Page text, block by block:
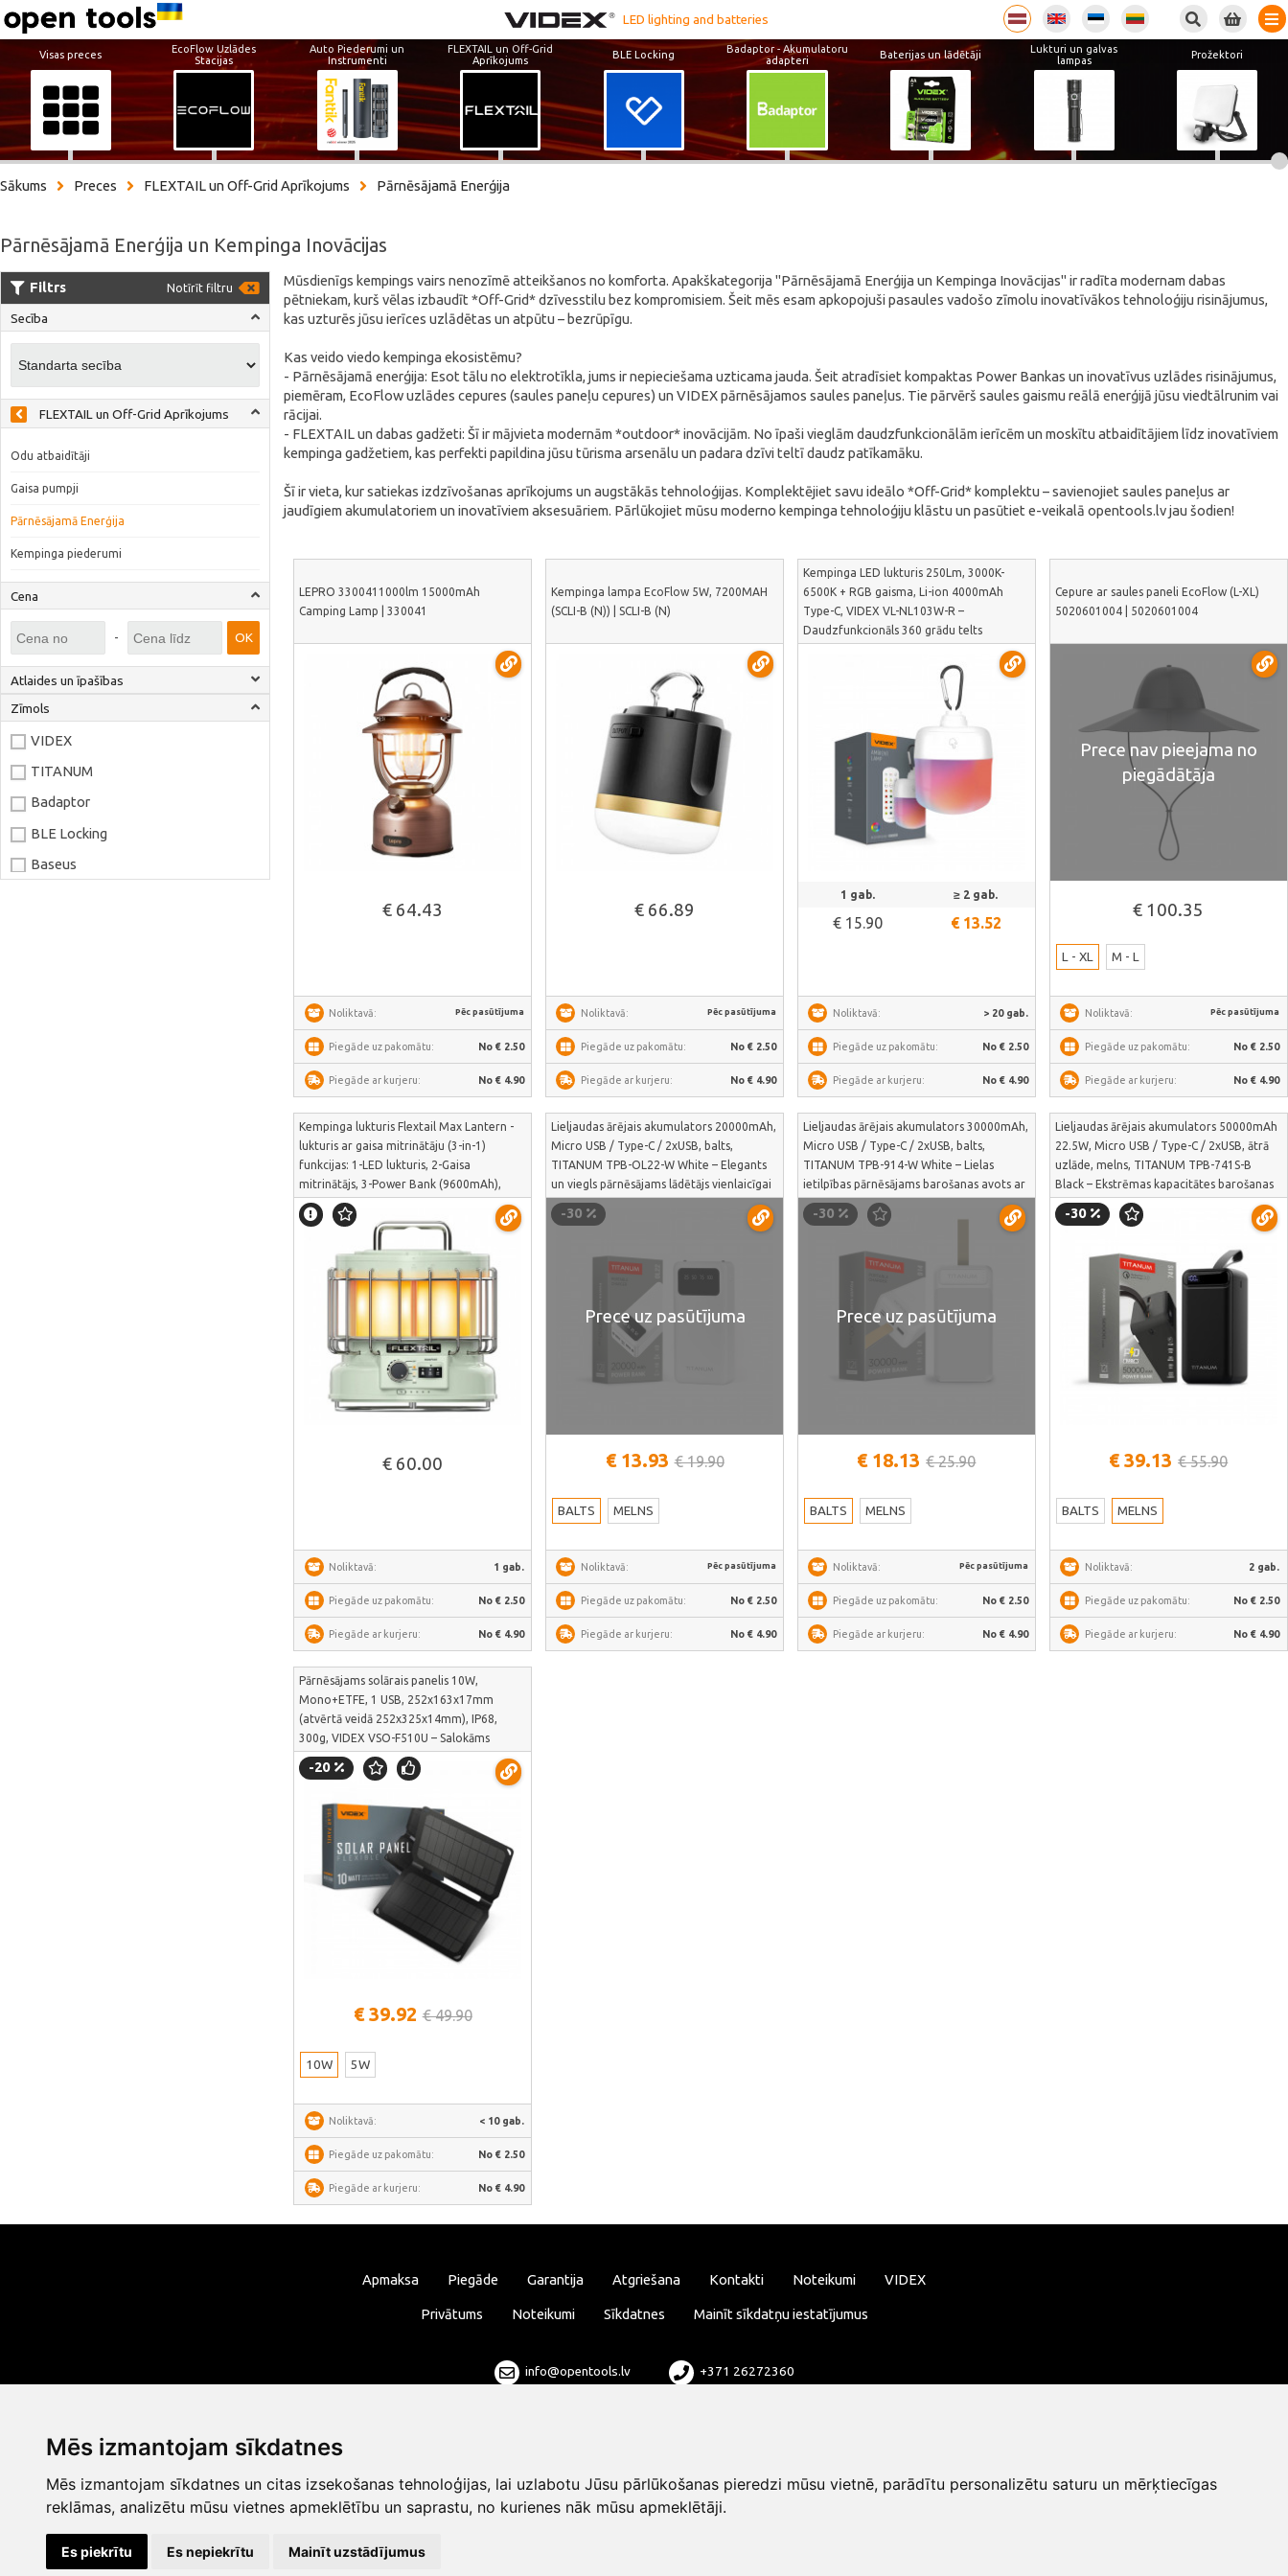
Mēs izmantojam sīkdatnes
Mēs izmantojam sīkdatnes un citas izsekošanas tehnoloģijas, lai uzlabotu Jūsu pārlūkošanas pieredzi mūsu vietnē, parādītu personalizētu saturu un mērķtiecīgas
reklāmas, analizētu mūsu vietnes apmeklētību un saprastu, no kurienes nāk mūsu apmeklētāji.
Es piekrītu Es nepiekrītu Mainīt uzstādījumus
LED lighting and batteries
Visas preces
EcoFlow Uzlādes
Stacijas
Auto Piederumi un
Instrumenti
FLEXTAIL un Off-Grid
Aprīkojums
BLE Locking
Badaptor - Akumulatoru
adapteri
Baterijas un lādētāji
Lukturi un galvas
lampas
Prožektori
Sākums Preces FLEXTAIL un Off-Grid Aprīkojums Pārnēsājamā Enerģija
Pārnēsājamā Enerģija un Kempinga Inovācijas
Filtrs Notīrīt filtru
Secība
FLEXTAIL un Off-Grid Aprīkojums
Odu atbaidītāji
Gaisa pumpji
Pārnēsājamā Enerģija
Kempinga piederumi
Cena
- OK
Atlaides un īpašības
Zīmols
VIDEX
TITANUM
Badaptor
BLE Locking
Baseus
DREAME
TIMEKETTLE
ULTIMEA
LONGER
Mūsdienīgs kempings vairs nenozīmē atteikšanos no komforta. Apakškategorija "Pārnēsājamā Enerģija un Kempinga Inovācijas" ir radīta modernam dabas
pētniekam, kurš vēlas izbaudīt *Off-Grid* dzīvesstilu bez kompromisiem. Šeit mēs esam apkopojuši pasaules vadošo zīmolu inovatīvākos tehnoloģiju risinājumus,
kas uzturēs jūsu ierīces uzlādētas un atpūtu – bezrūpīgu.
Kas veido viedo kempinga ekosistēmu?
- Pārnēsājamā enerģija: Esot tālu no elektrotīkla, jums ir nepieciešama uzticama jauda. Šeit atradīsiet kompaktas Power Bankas un inovatīvus uzlādes risinājumus,
piemēram, EcoFlow uzlādes cepures (saules paneļu cepures) un VIDEX pārnēsājamos saules paneļus. Tie pārvērš saules gaismu reālā enerģijā jūsu viedtālrunim vai
rācijai.
- FLEXTAIL un dabas gadžeti: Šī ir mājvieta modernām *outdoor* inovācijām. No īpaši vieglām daudzfunkcionālām ierīcēm un moskītu atbaidītājiem līdz inovatīviem
kempinga gadžetiem, kas perfekti papildina jūsu tūrisma arsenālu un padara dzīvi teltī daudz patīkamāku.
Šī ir vieta, kur satiekas izdzīvošanas aprīkojums un augstākās tehnoloģijas. Komplektējiet savu ideālo *Off-Grid* komplektu – savienojiet saules paneļus ar
jaudīgiem akumulatoriem un inovatīviem aksesuāriem. Pārlūkojiet mūsu moderno kempinga tehnoloģiju klāstu un pasūtiet e-veikalā opentools.lv jau šodien!
LEPRO 3300411000lm 15000mAh
Camping Lamp | 330041
€ 64.43
Noliktavā: Pēc pasūtījuma
Piegāde uz pakomātu: No € 2.50
Piegāde ar kurjeru: No € 4.90
Kempinga lampa EcoFlow 5W, 7200MAH
(SCLI-B (N)) | SCLI-B (N)
€ 66.89
Noliktavā: Pēc pasūtījuma
Piegāde uz pakomātu: No € 2.50
Piegāde ar kurjeru: No € 4.90
Kempinga LED lukturis 250Lm, 3000K-
6500K + RGB gaisma, Li-ion 4000mAh
Type-C, VIDEX VL-NL103W-R –
Daudzfunkcionāls 360 grādu telts
1 gab.
€ 15.90
≥ 2 gab.
€ 13.52
Noliktavā: > 20 gab.
Piegāde uz pakomātu: No € 2.50
Piegāde ar kurjeru: No € 4.90
Skatīt vairāk
Cepure ar saules paneli EcoFlow (L-XL)
5020601004 | 5020601004
Prece nav pieejama no
piegādātāja
€ 100.35
L - XL M - L
Noliktavā: Pēc pasūtījuma
Piegāde uz pakomātu: No € 2.50
Piegāde ar kurjeru: No € 4.90
Kempinga lukturis Flextail Max Lantern -
lukturis ar gaisa mitrinātāju (3-in-1)
funkcijas: 1-LED lukturis, 2-Gaisa
mitrinātājs, 3-Power Bank (9600mAh),
zaļš, FLEXTAIL MAX LANTERN-GR –
eleganta retro stila gaisma mājoklim un
€ 60.00
Noliktavā: 1 gab.
Piegāde uz pakomātu: No € 2.50
Piegāde ar kurjeru: No € 4.90
Lieljaudas ārējais akumulators 20000mAh,
Micro USB / Type-C / 2xUSB, balts,
TITANUM TPB-OL22-W White – Elegants
un viegls pārnēsājams lādētājs vienlaicīgai
divu ierīču barošanai ceļā | TPB-OL22-W
-30
Prece uz pasūtījuma
€ 13.93 € 19.90
BALTS MELNS
Noliktavā: Pēc pasūtījuma
Piegāde uz pakomātu: No € 2.50
Piegāde ar kurjeru: No € 4.90
Lieljaudas ārējais akumulators 30000mAh,
Micro USB / Type-C / 2xUSB, balts,
TITANUM TPB-914-W White – Lielas
ietilpības pārnēsājams barošanas avots ar
skaidru LED uzlādes indikāciju | TPB-914-W
-30
Prece uz pasūtījuma
€ 18.13 € 25.90
BALTS MELNS
Noliktavā: Pēc pasūtījuma
Piegāde uz pakomātu: No € 2.50
Piegāde ar kurjeru: No € 4.90
Lieljaudas ārējais akumulators 50000mAh
22.5W, Micro USB / Type-C / 2xUSB, ātrā
uzlāde, melns, TITANUM TPB-741S-B
Black – Ekstrēmas kapacitātes barošanas
stacija ceļotājiem un ilgstošai autonomijai
krīzes situācijās | TPB-741S-B
-30
€ 39.13 € 55.90
BALTS MELNS
Noliktavā: 2 gab.
Piegāde uz pakomātu: No € 2.50
Piegāde ar kurjeru: No € 4.90
Pārnēsājams solārais panelis 10W,
Mono+ETFE, 1 USB, 252x163x17mm
(atvērtā veidā 252x325x14mm), IP68,
300g, VIDEX VSO-F510U – Salokāms
kabatas izmēra modulis telefonu ātrai
uzlādei laivu braucienos | VSO-F510U
-20
€ 39.92 € 49.90
10W 5W
Noliktavā: < 10 gab.
Piegāde uz pakomātu: No € 2.50
Piegāde ar kurjeru: No € 4.90
Apmaksa Piegāde Garantija Atgriešana Kontakti Noteikumi VIDEX
Privātums Noteikumi Sīkdatnes Mainīt sīkdatņu iestatījumus
info@opentools.lv +371 26272360
Tirdzniecības partneris: varle.lt
Dizains un izstrāde